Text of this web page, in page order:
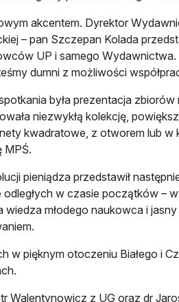
akcentem. Dyrektor
– pan Szczepan Kolada
UP i samego
dumni z możliwości
była prezentacja
niezwykłą kolekcję,
kwadratowe, z otworem lub
MPŚ.
pieniądza przedstawił
odległych w czasie początków –
młodego naukowca i
w pięknym otoczeniu Białego i
Walentynowicz z UG oraz dr